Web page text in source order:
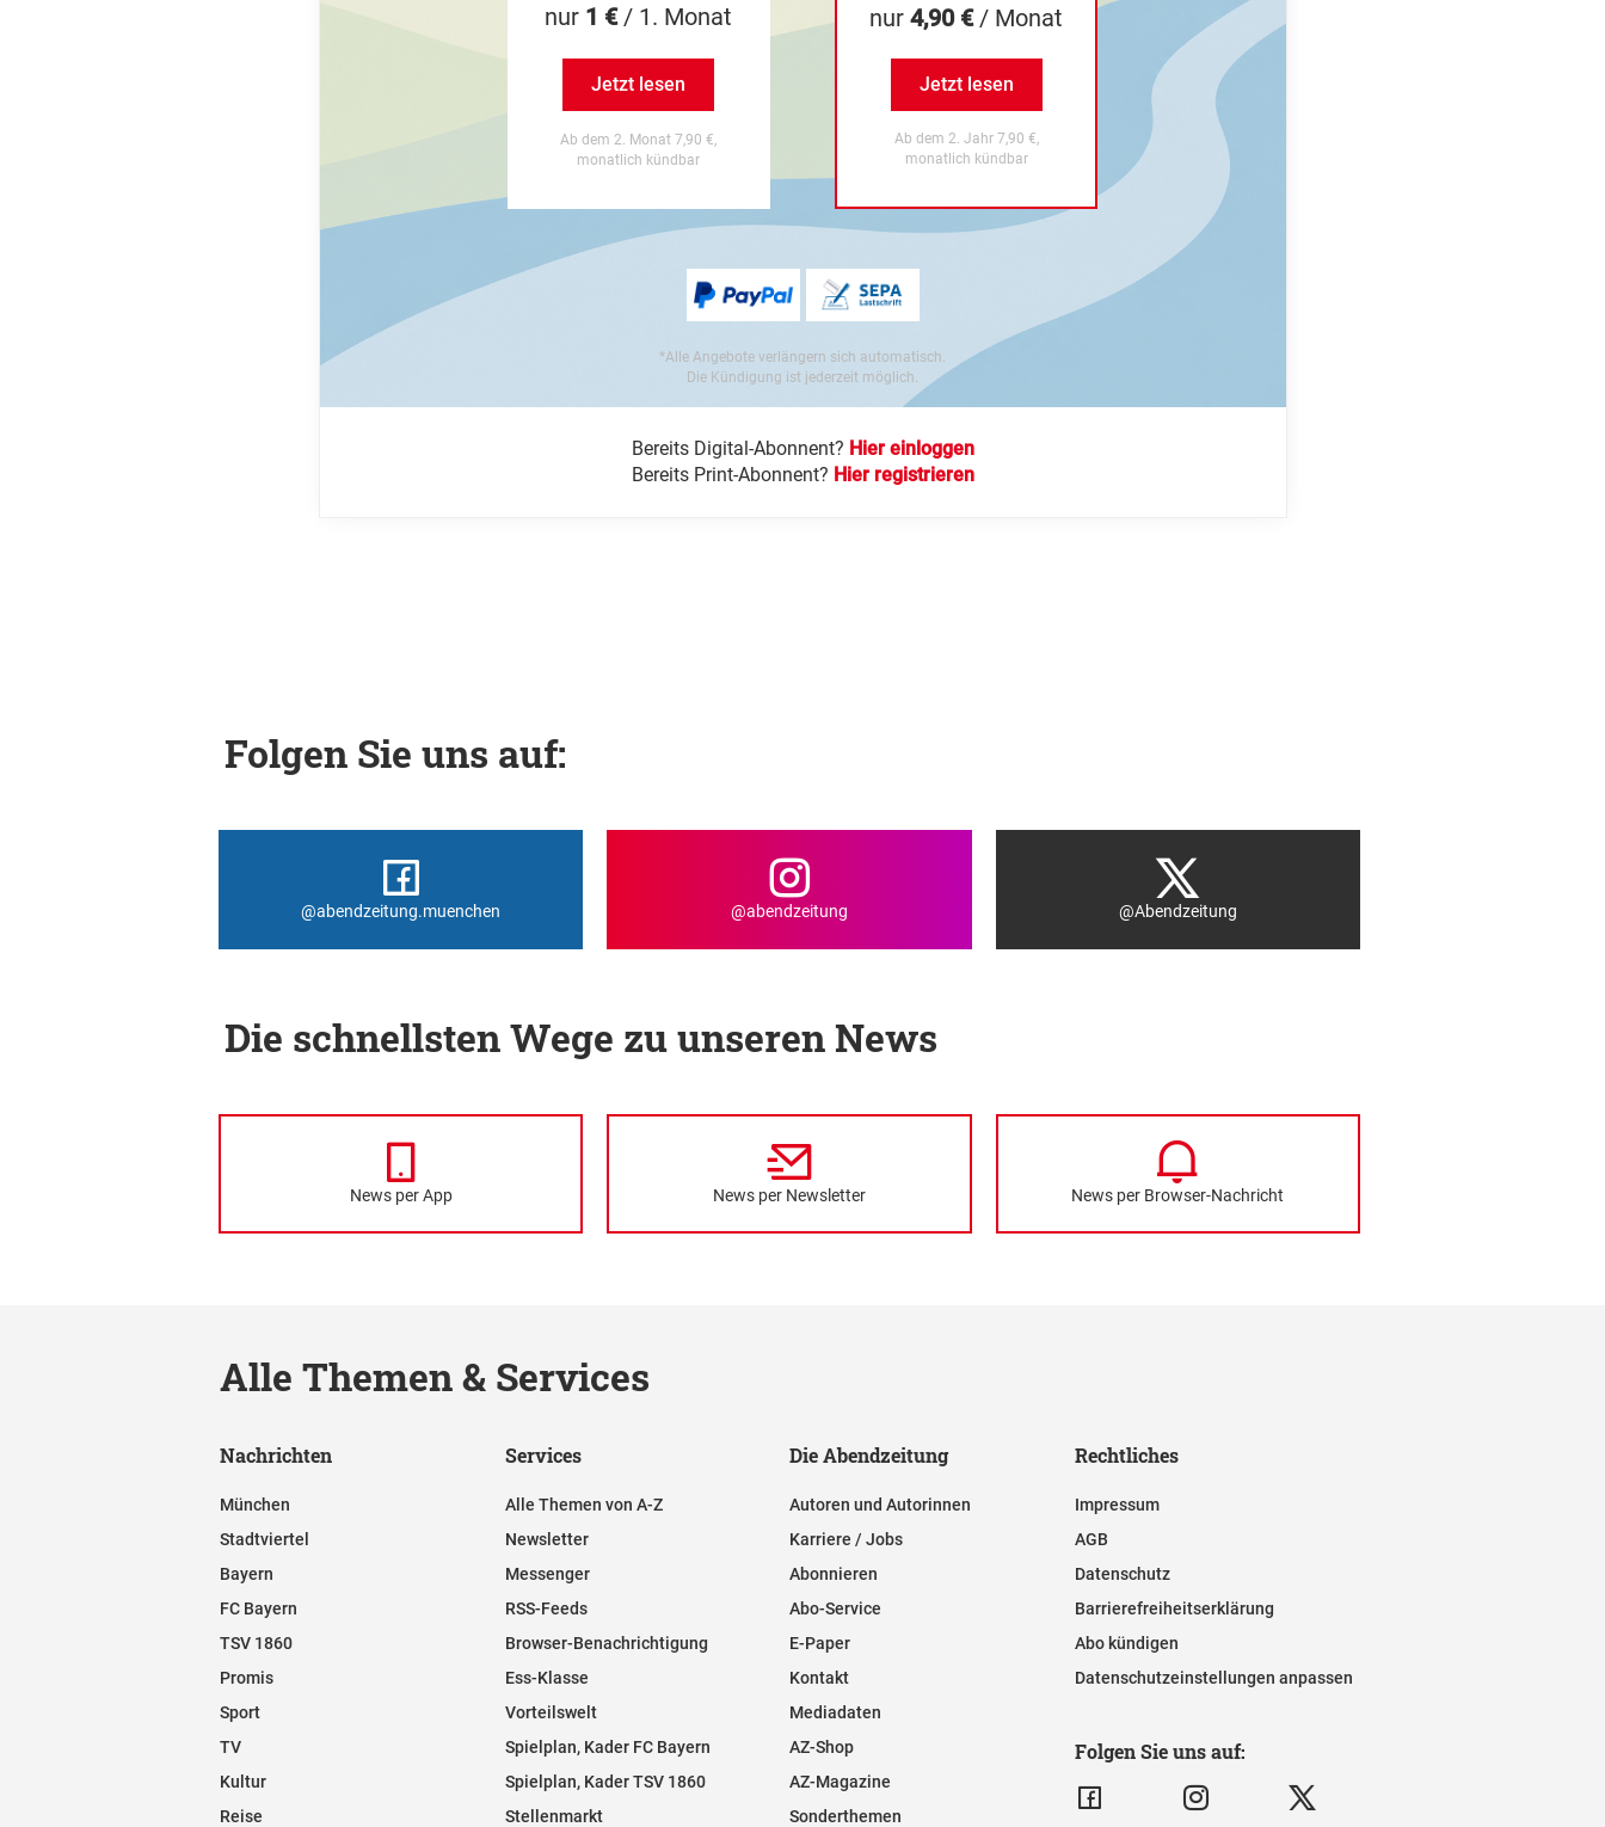
nur 1 €/ 1. Monat
Jetzt lesen
Ab dem 2. Monat 7,90 €,
monatlich kündbar
nur4,90 €/ Monat
Jetzt lesen
Ab dem 2. Jahr 7,90 €,
monatlich kündbar
*Alle Angebote verlängern sich automatisch.
Die Kündigung ist jederzeit möglich.
Bereits Digital-Abonnent? Hier einloggen
Bereits Print-Abonnent? Hier registrieren
Folgen Sie uns auf:
@abendzeitung.muenchen @abendzeitung @Abendzeitung
Die schnellsten Wege zu unseren News
News per App News per Newsletter News per Browser-Nachricht
Alle Themen & Services
Nachrichten
München
Stadtviertel
Bayern
FC Bayern
TSV 1860
Promis
Sport
TV
Kultur
Reise
Services
Alle Themen von A-Z
Newsletter
Messenger
RSS-Feeds
Browser-Benachrichtigung
Ess-Klasse
Vorteilswelt
Spielplan, Kader FC Bayern
Spielplan, Kader TSV 1860
Stellenmarkt
Die Abendzeitung
Autoren und Autorinnen
Karriere / Jobs
Abonnieren
Abo-Service
E-Paper
Kontakt
Mediadaten
AZ-Shop
AZ-Magazine
Sonderthemen
Rechtliches
Impressum
AGB
Datenschutz
Barrierefreiheitserklärung
Abo kündigen
Datenschutzeinstellungen anpassen
Folgen Sie uns auf: